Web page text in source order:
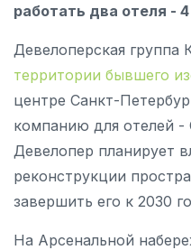
работать два отеля - 4
Девелоперская группа
территории бывшего
центре Санкт-
компанию для отелей -
Девелопер планирует
реконструкции
завершить его к 2030
На Арсенальной